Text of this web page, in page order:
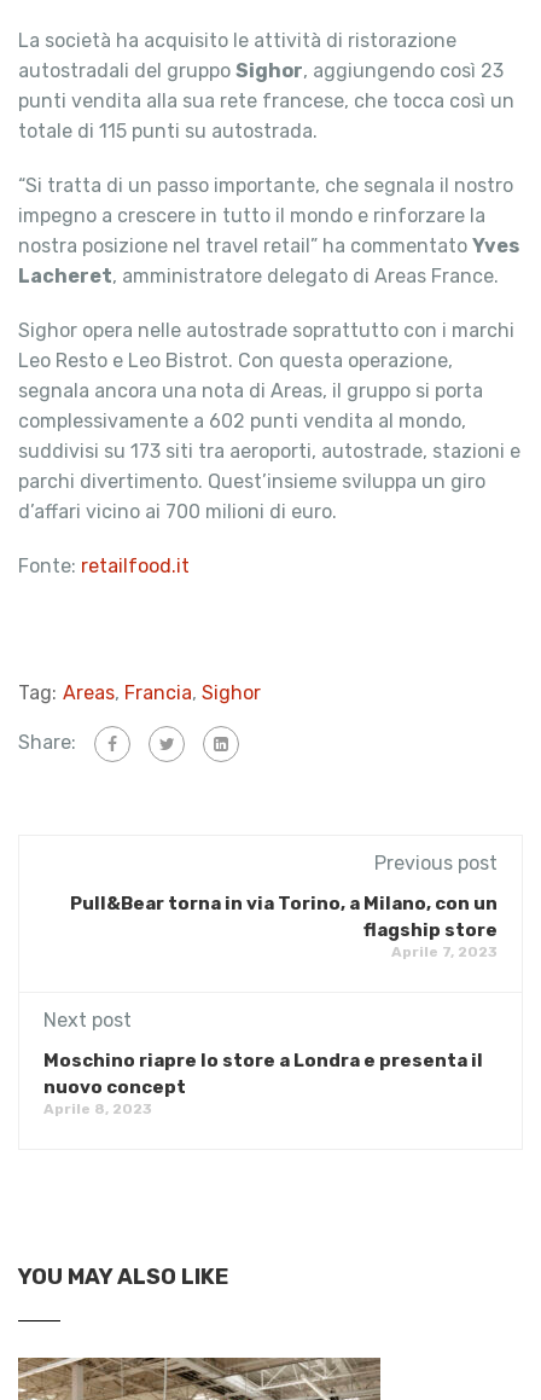
La società ha acquisito le attività di ristorazione
autostradali del gruppo Sighor, aggiungendo così 23
punti vendita alla sua rete francese, che tocca così un
totale di 115 punti su autostrada.
“Si tratta di un passo importante, che segnala il nostro
impegno a crescere in tutto il mondo e rinforzare la
nostra posizione nel travel retail” ha commentato Yves
Lacheret, amministratore delegato di Areas France.
Sighor opera nelle autostrade soprattutto con i marchi
Leo Resto e Leo Bistrot. Con questa operazione,
segnala ancora una nota di Areas, il gruppo si porta
complessivamente a 602 punti vendita al mondo,
suddivisi su 173 siti tra aeroporti, autostrade, stazioni e
parchi divertimento. Quest’insieme sviluppa un giro
d’affari vicino ai 700 milioni di euro.
Fonte: retailfood.it
Tag: Areas, Francia, Sighor
Share:
Previous post
Pull&Bear torna in via Torino, a Milano, con un
flagship store
Aprile 7, 2023
Next post
Moschino riapre lo store a Londra e presenta il
nuovo concept
Aprile 8, 2023
YOU MAY ALSO LIKE